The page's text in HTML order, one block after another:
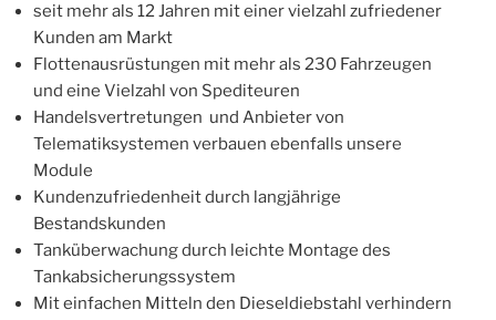
seit mehr als 12 Jahren mit einer vielzahl zufriedener
Kunden am Markt
Flottenausrüstungen mit mehr als 230 Fahrzeugen
und eine Vielzahl von Spediteuren
Handelsvertretungen und Anbieter von
Telematiksystemen verbauen ebenfalls unsere
Module
Kundenzufriedenheit durch langjährige
Bestandskunden
Tanküberwachung durch leichte Montage des
Tankabsicherungssystem
Mit einfachen Mitteln den Dieseldiebstahl verhindern